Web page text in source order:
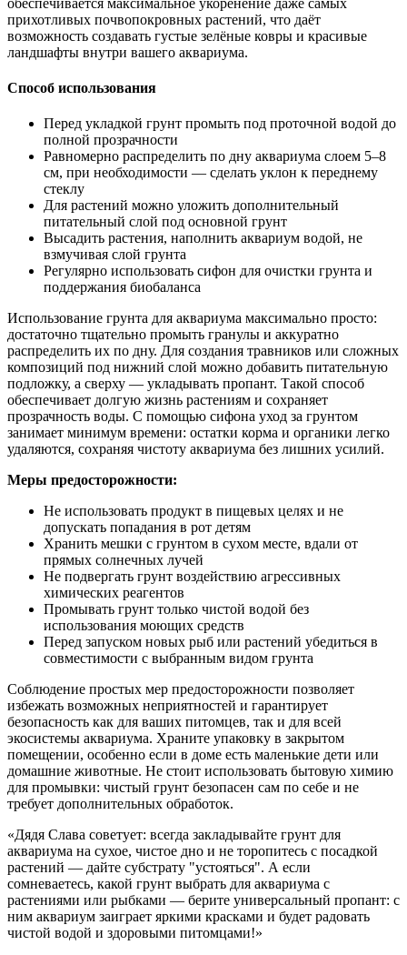
прихотливых почвопокровных растений, что даёт
возможность создавать густые зелёные ковры и красивые
ландшафты внутри вашего аквариума.
Способ использования
Перед укладкой грунт промыть под проточной водой до
полной прозрачности
Равномерно распределить по дну аквариума слоем 5–8
см, при необходимости — сделать уклон к переднему
стеклу
Для растений можно уложить дополнительный
питательный слой под основной грунт
Высадить растения, наполнить аквариум водой, не
взмучивая слой грунта
Регулярно использовать сифон для очистки грунта и
поддержания биобаланса
Использование грунта для аквариума максимально просто:
достаточно тщательно промыть гранулы и аккуратно
распределить их по дну. Для создания травников или сложных
композиций под нижний слой можно добавить питательную
подложку, а сверху — укладывать пропант. Такой способ
обеспечивает долгую жизнь растениям и сохраняет
прозрачность воды. С помощью сифона уход за грунтом
занимает минимум времени: остатки корма и органики легко
удаляются, сохраняя чистоту аквариума без лишних усилий.
Меры предосторожности:
Не использовать продукт в пищевых целях и не
допускать попадания в рот детям
Хранить мешки с грунтом в сухом месте, вдали от
прямых солнечных лучей
Не подвергать грунт воздействию агрессивных
химических реагентов
Промывать грунт только чистой водой без
использования моющих средств
Перед запуском новых рыб или растений убедиться в
совместимости с выбранным видом грунта
Соблюдение простых мер предосторожности позволяет
избежать возможных неприятностей и гарантирует
безопасность как для ваших питомцев, так и для всей
экосистемы аквариума. Храните упаковку в закрытом
помещении, особенно если в доме есть маленькие дети или
домашние животные. Не стоит использовать бытовую химию
для промывки: чистый грунт безопасен сам по себе и не
требует дополнительных обработок.
«Дядя Слава советует: всегда закладывайте грунт для
аквариума на сухое, чистое дно и не торопитесь с посадкой
растений — дайте субстрату "устояться". А если
сомневаетесь, какой грунт выбрать для аквариума с
растениями или рыбками — берите универсальный пропант: с
ним аквариум заиграет яркими красками и будет радовать
чистой водой и здоровыми питомцами!»